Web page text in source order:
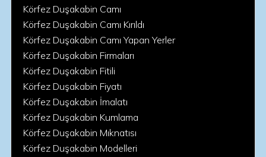
Körfez Duşakabin Camı
Körfez Duşakabin Camı Kırıldı
Körfez Duşakabin Camı Yapan Yerler
Körfez Duşakabin Firmaları
Körfez Duşakabin Fitili
Körfez Duşakabin Fiyatı
Körfez Duşakabin İmalatı
Körfez Duşakabin Kumlama
Körfez Duşakabin Mıknatısı
Körfez Duşakabin Modelleri